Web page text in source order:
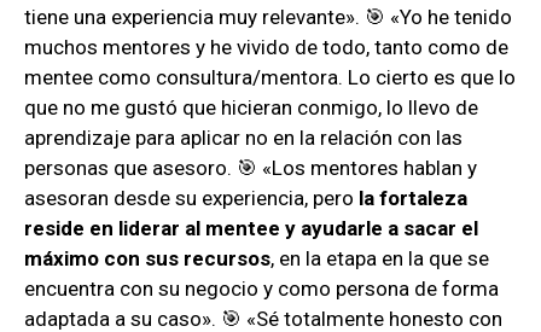
tiene una experiencia muy relevante». 🎯 «Yo he tenido
muchos mentores y he vivido de todo, tanto como de
mentee como consultura/mentora. Lo cierto es que lo
que no me gustó que hicieran conmigo, lo llevo de
aprendizaje para aplicar no en la relación con las
personas que asesoro. 🎯 «Los mentores hablan y
asesoran desde su experiencia, pero la fortaleza
reside en liderar al mentee y ayudarle a sacar el
máximo con sus recursos, en la etapa en la que se
encuentra con su negocio y como persona de forma
adaptada a su caso». 🎯 «Sé totalmente honesto con